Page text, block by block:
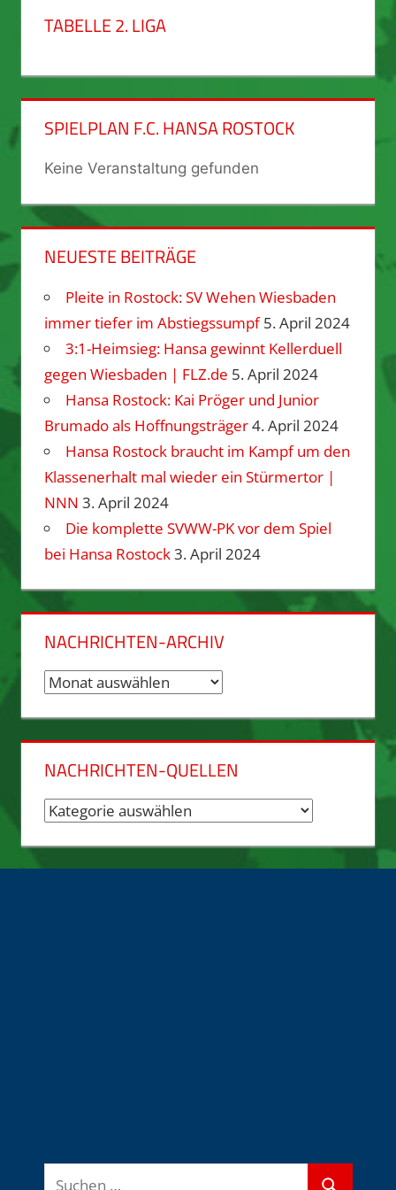
TABELLE 2. LIGA
SPIELPLAN F.C. HANSA ROSTOCK
Keine Veranstaltung gefunden
NEUESTE BEITRÄGE
Pleite in Rostock: SV Wehen Wiesbaden
immer tiefer im Abstiegssumpf 5. April 2024
3:1-Heimsieg: Hansa gewinnt Kellerduell
gegen Wiesbaden | FLZ.de 5. April 2024
Hansa Rostock: Kai Pröger und Junior
Brumado als Hoffnungsträger4. April 2024
Hansa Rostock braucht im Kampf um den
Klassenerhalt mal wieder ein Stürmertor |
NNN 3. April 2024
Die komplette SVWW-PK vor dem Spiel
bei Hansa Rostock3. April 2024
NACHRICHTEN-ARCHIV
Nachrichten-
NACHRICHTEN-QUELLEN
Nachrichten-
Suchen